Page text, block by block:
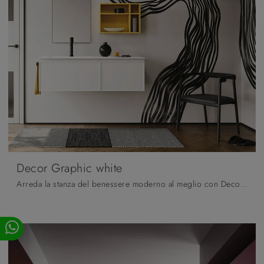
Decor Graphic white
Arreda la stanza del benessere moderno al meglio con Decor Graphic white, mobili bagno sospesi e accessori in laccato opaco di Arbi.